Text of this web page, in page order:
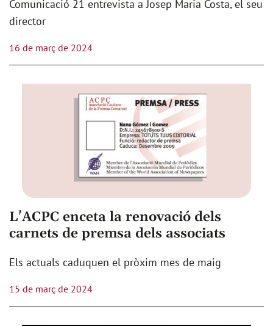
Comunicació 21 entrevista a Josep Maria Costa, el seu
director
16 de març de 2024
L'ACPC enceta la renovació dels
carnets de premsa dels associats
Els actuals caduquen el pròxim mes de maig
15 de març de 2024